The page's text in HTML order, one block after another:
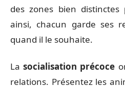
des zones bien
ainsi, chacun garde ses
quand il le souhaite.
Lasocialisation précoce
relations. Présentez les